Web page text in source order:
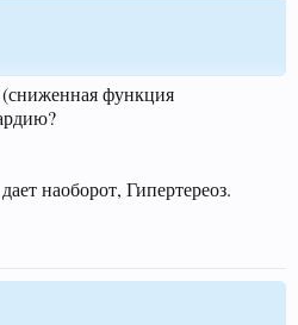
функция
наоборот, Гипертереоз.